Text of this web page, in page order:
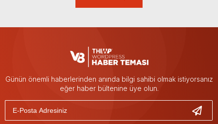
Günün önemli haberlerinden anında bilgi sahibi olmak istiyorsanız
eğer haber bültenine üye olun.